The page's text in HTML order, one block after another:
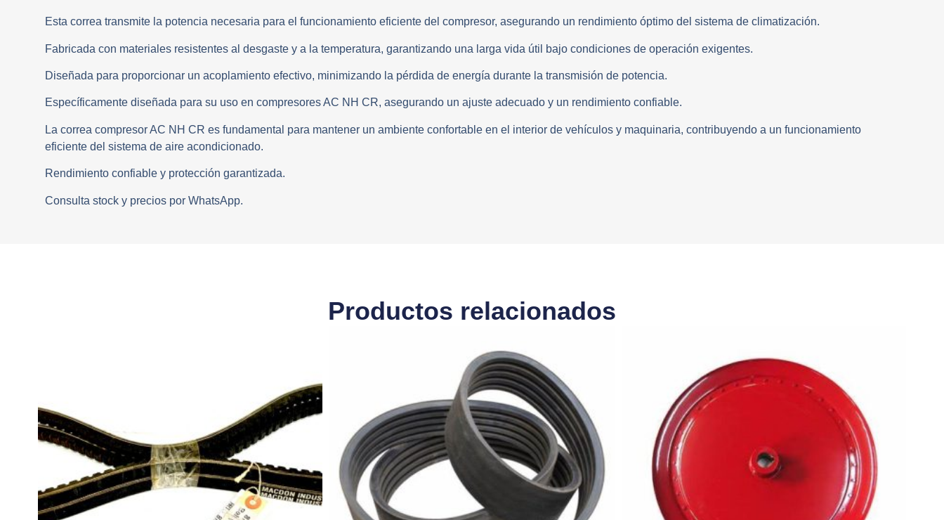
Esta correa transmite la potencia necesaria para el funcionamiento eficiente del compresor, asegurando un rendimiento óptimo del sistema de climatización.
Fabricada con materiales resistentes al desgaste y a la temperatura, garantizando una larga vida útil bajo condiciones de operación exigentes.
Diseñada para proporcionar un acoplamiento efectivo, minimizando la pérdida de energía durante la transmisión de potencia.
Específicamente diseñada para su uso en compresores AC NH CR, asegurando un ajuste adecuado y un rendimiento confiable.
La correa compresor AC NH CR es fundamental para mantener un ambiente confortable en el interior de vehículos y maquinaria, contribuyendo a un funcionamiento
eficiente del sistema de aire acondicionado.
Rendimiento confiable y protección garantizada.
Consulta stock y precios por WhatsApp.
Productos relacionados